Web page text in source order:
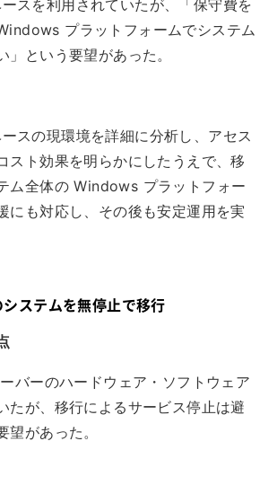
スを利用されていたが、「保守費を
プラットフォームでシステム
」という要望があった。
スの現環境を詳細に分析し、アセス
スト効果を明らかにしたうえで、移
ム全体の Windows プラットフォー
にも対応し、その後も安定運用を実
ステムを無停止で移行
バーのハードウェア・ソフトウェア
たが、移行によるサービス停止は避
望があった。